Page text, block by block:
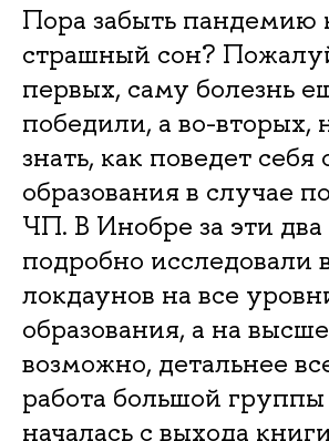
Пора забыть пандемию
страшный сон?
первых, саму болезнь
победили, а во-вторых,
знать, как поведет себя
образования в случае
ЧП. В Инобре за эти два
подробно исследовали
локдаунов на все
образования, а на
возможно, детальнее
работа большой
началась с выхода